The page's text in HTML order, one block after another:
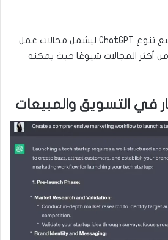
بطبيعة الحال، يمكن توسيع تنوع ChatGPT ليشمل مجالات عمل
أكثر المجالات شيوعًا حيث يمكنه